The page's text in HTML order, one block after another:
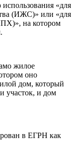
«для
(ИЖС)» или «для
на котором
жилое
оно
дом, который
участок, и дом
в ЕГРН как